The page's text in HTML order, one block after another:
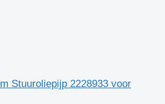
Stuuroliepijp 2228933 voor